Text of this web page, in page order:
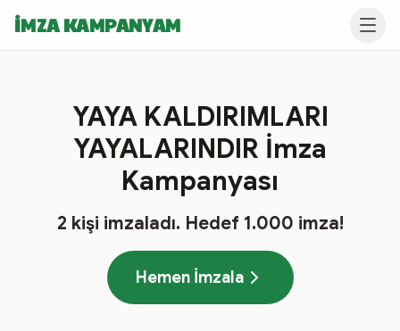
İMZA KAMPANYAM
YAYA KALDIRIMLARI
YAYALARINDIR İmza
Kampanyası
2 kişi imzaladı. Hedef 1.000 imza!
Hemen İmzala